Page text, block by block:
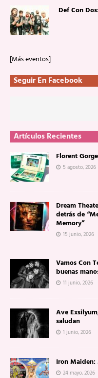
Def Con
[Más eventos]
Seguir En Facebook
Artículos Recientes
Florent
5 agosto, 2026
Dream
detrás de
Memory”
15 junio, 2026
Vamos Con
buenas
11 junio, 2026
Ave
saludan
1 junio, 2026
Iron
24 mayo, 2026